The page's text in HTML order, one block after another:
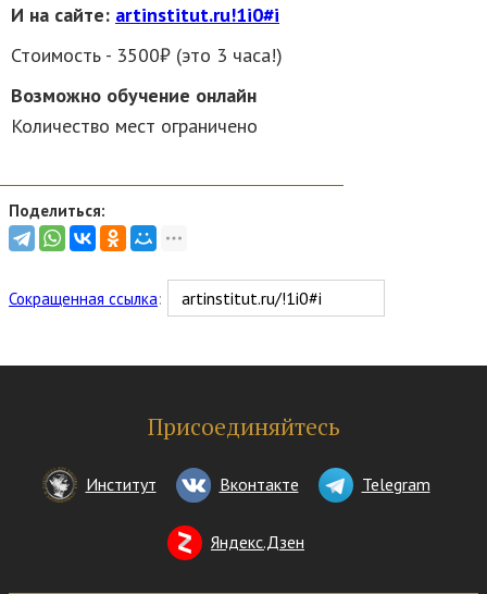
И на сайте: artinstitut.ru!1i0#i
Стоимость - 3500₽ (это 3 часа!)
Возможно обучение онлайн
Количество мест ограничено
Поделиться:
Сокращенная ссылка:
Присоединяйтесь
Институт Вконтакте Telegram
Яндекс.Дзен